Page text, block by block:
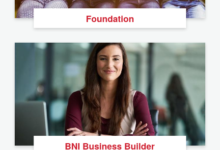
Foundation
BNI Business Builder